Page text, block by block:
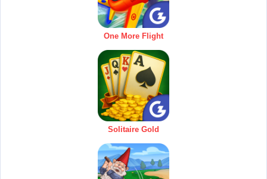
One More Flight
Solitaire Gold